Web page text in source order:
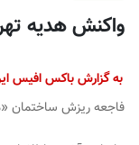
واکنش هدیه
به گزارش باکس افیس
فاجعه ریزش ساختمان